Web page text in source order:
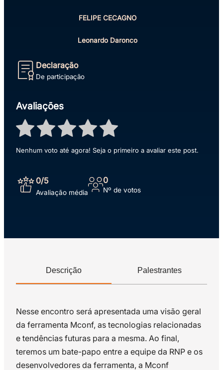
FELIPE CECAGNO
Leonardo Daronco
Declaração
De participação
Avaliações
Nenhum voto até agora! Seja o primeiro a avaliar este post.
0/5
Avaliação média
0
Nº de votos
Descrição Palestrantes
Nesse encontro será apresentada uma visão geral
da ferramenta Mconf, as tecnologias relacionadas
e tendências futuras para a mesma. Ao final,
teremos um bate-papo entre a equipe da RNP e os
desenvolvedores da ferramenta, a Mconf